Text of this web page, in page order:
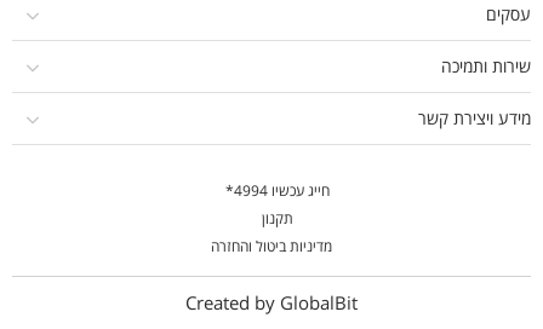
עסקים
שירות ותמיכה
מידע ויצירת קשר
חייג עכשיו 4994*
תקנון
מדיניות ביטול והחזרה
Created by GlobalBit